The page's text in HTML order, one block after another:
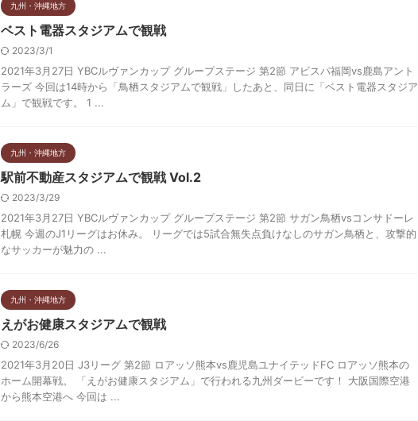
九州・沖縄地方
ベスト電器スタジアムで観戦
2023/3/1
2021年3月27日 YBCルヴァンカップ グループステージ 第2節 アビスパ福岡vs鹿島アント
ラーズ 今回は14時から「鳥栖スタジアムで観戦」したあと、同日に「ベスト電器スタジア
ム」で観戦です。 1 ...
九州・沖縄地方
駅前不動産スタジアムで観戦 Vol.2
2023/3/29
2021年3月27日 YBCルヴァンカップ グループステージ 第2節 サガン鳥栖vsコンサドーレ
札幌 今週のJ1リーグはお休み。 リーグでは5試合無失点負けなしのサガン鳥栖と、攻撃的
なサッカーが魅力の ...
九州・沖縄地方
えがお健康スタジアムで観戦
2023/6/26
2021年3月20日 J3リーグ 第2節 ロアッソ熊本vs鹿児島ユナイテッドFC ロアッソ熊本の
ホーム開幕戦。 「えがお健康スタジアム」で行われる九州ダービーです！ 大阪国際空港
から熊本空港へ 今回は ...